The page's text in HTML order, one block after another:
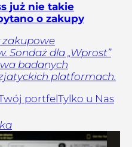
już nie takie
o zakupy
zakupowe
Sondaż dla „Wprost”
badanych
platformach.
portfelTylko u Nas